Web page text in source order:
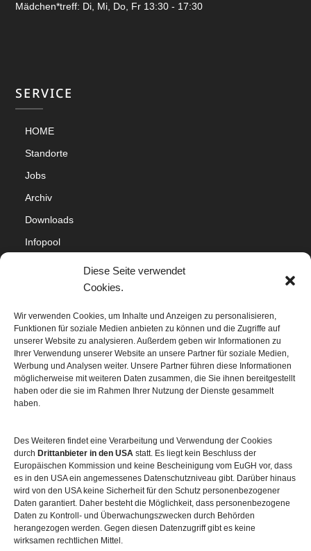
Diese Seite verwendet
Cookies.
Wir verwenden Cookies, um Inhalte und Anzeigen zu personalisieren,
Funktionen für soziale Medien anbieten zu können und die Zugriffe auf
unserer Website zu analysieren. Außerdem geben wir Informationen zu
Ihrer Verwendung unserer Website an unsere Partner für soziale Medien,
Werbung und Analysen weiter. Unsere Partner führen diese Informationen
möglicherweise mit weiteren Daten zusammen, die Sie ihnen bereitgestellt
haben oder die sie im Rahmen Ihrer Nutzung der Dienste gesammelt
haben.
Des Weiteren findet eine Verarbeitung und Verwendung der Cookies
durch Drittanbieter in den USA statt. Es liegt kein Beschluss der
Europäischen Kommission und keine Bescheinigung vom EuGH vor, dass
es in den USA ein angemessenes Datenschutzniveau gibt. Darüber hinaus
wird von den USA keine Sicherheit für den Schutz personenbezogener
Daten garantiert. Daher besteht die Möglichkeit, dass personenbezogene
Daten zu Kontroll- und Überwachungszwecken durch Behörden
herangezogen werden. Gegen diesen Datenzugriff gibt es keine
wirksamen rechtlichen Mittel.
Mädchen*treff: Di, Mi, Do, Fr 13:30 - 17:30
SERVICE
HOME
Standorte
Jobs
Archiv
Downloads
Infopool
Sitemap